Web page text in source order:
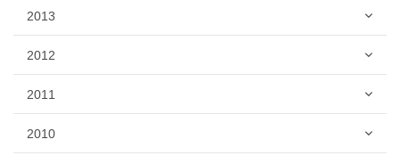
2013
2012
2011
2010